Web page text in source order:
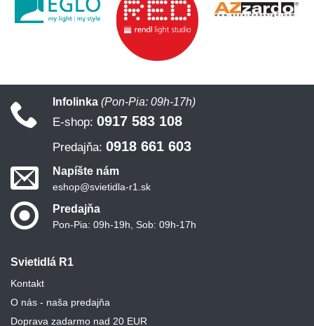
Svietidlá R1
Kontakt
O nás - naša predajňa
Doprava zadarmo nad 20 EUR
Infolinka (Pon-Pia: 09h-17h)
E-shop: 0917 583 108
Predajňa: 0918 661 603
Napíšte nám
eshop@svietidla-r1.sk
Predajňa
Pon-Pia: 09h-19h, Sob: 09h-17h